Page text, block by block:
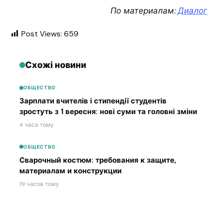
По материалам:Диалог
Post Views: 659
Схожі новини
ОБЩЕСТВО
Зарплати вчителів і стипендії студентів
зростуть з 1 вересня: нові суми та головні зміни
4 часа тому
ОБЩЕСТВО
Сварочный костюм: требования к защите,
материалам и конструкции
19 часов тому